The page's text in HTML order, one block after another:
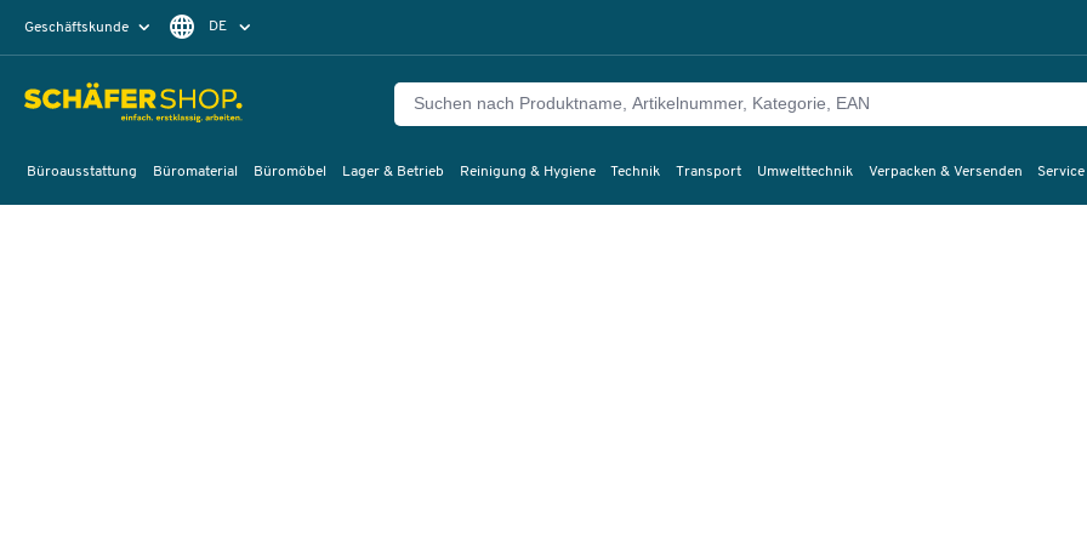
Geschäftskunde DE
EN
Büroausstattung Büromaterial Büromöbel Lager & Betrieb Reinigung & Hygiene Technik Transport Umwelttechnik Verpacken & Versenden